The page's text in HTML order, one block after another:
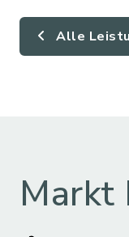
Alle
Markt